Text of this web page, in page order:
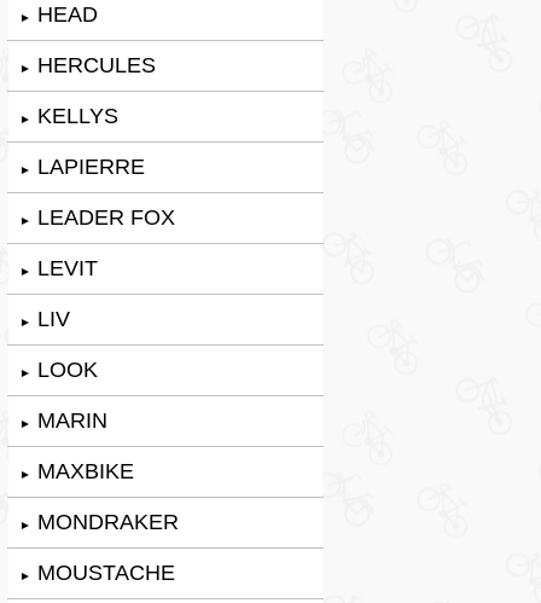
► HEAD
► HERCULES
► KELLYS
► LAPIERRE
► LEADER FOX
► LEVIT
► LIV
► LOOK
► MARIN
► MAXBIKE
► MONDRAKER
► MOUSTACHE